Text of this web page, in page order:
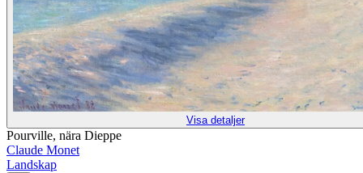
Visa detaljer
Pourville, nära Dieppe
Claude Monet
Landskap